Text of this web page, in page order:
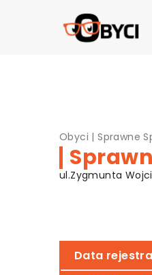
Obyci |Sprawne
ul.Zygmunta
Data